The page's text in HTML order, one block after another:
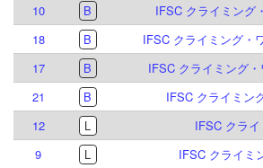
10
B
IFSC クライミング
18
B
IFSC クライミング・
17
B
IFSC クライミング
21
B
IFSC クライミン
12
L
IFSC クラ
9
L
IFSC クライミ